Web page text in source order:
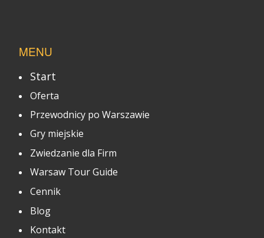
MENU
Start
Oferta
Przewodnicy po Warszawie
Gry miejskie
Zwiedzanie dla Firm
Warsaw Tour Guide
Cennik
Blog
Kontakt